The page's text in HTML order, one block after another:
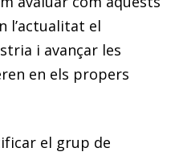
l’actualitat el
i avançar les
en els propers
el grup de